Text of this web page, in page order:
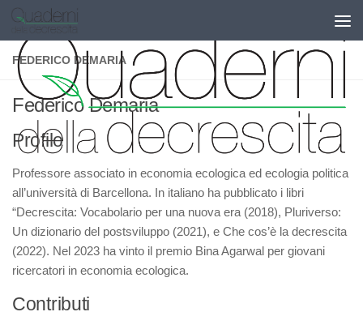
Salta al contenuto
FEDERICO DEMARIA
Federico Demaria
Profilo
Professore associato in economia ecologica ed ecologia politica
all’università di Barcellona. In italiano ha pubblicato i libri
“Decrescita: Vocabolario per una nuova era (2018), Pluriverso:
Un dizionario del postsviluppo (2021), e Che cos’è la decrescita
(2022). Nel 2023 ha vinto il premio Bina Agarwal per giovani
ricercatori in economia ecologica.
Contributi